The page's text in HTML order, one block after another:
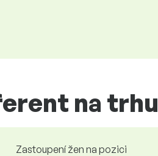
na
Zastoupení žen na pozici